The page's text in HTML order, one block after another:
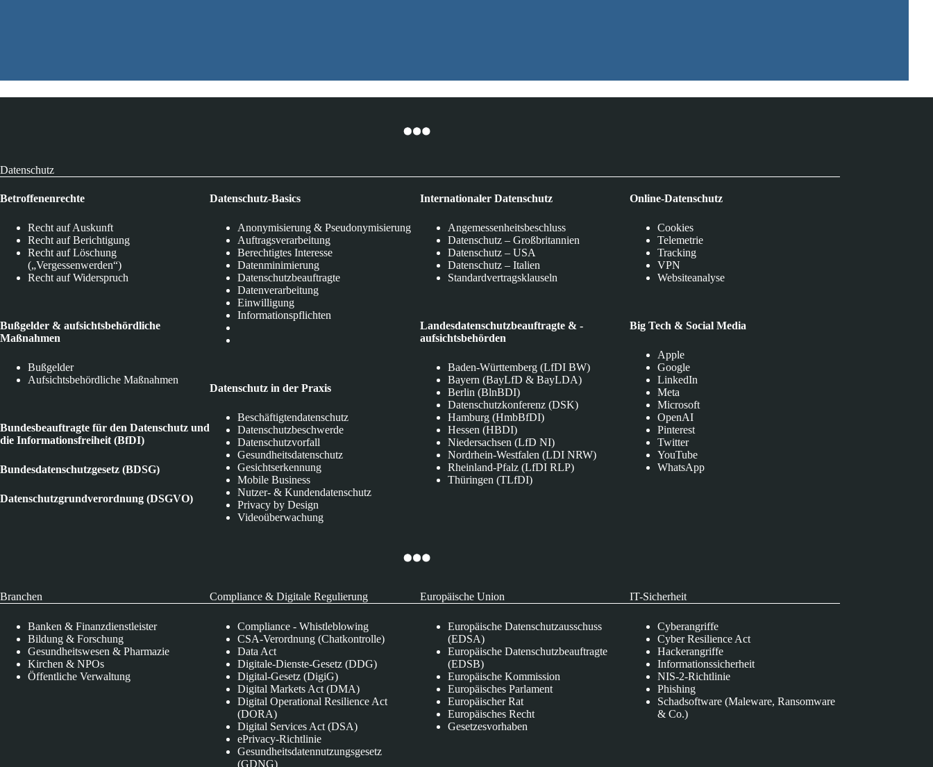
Datenschutz
Betroffenenrechte
Recht auf Auskunft
Recht auf Berichtigung
Recht auf Löschung
(„Vergessenwerden“)
Recht auf Widerspruch
Bußgelder & aufsichtsbehördliche
Maßnahmen
Bußgelder
Aufsichtsbehördliche Maßnahmen
Bundesbeauftragte für den Datenschutz und
die Informationsfreiheit (BfDI)
Bundesdatenschutzgesetz (BDSG)
Datenschutzgrundverordnung (DSGVO)
Datenschutz-Basics
Anonymisierung & Pseudonymisierung
Auftragsverarbeitung
Berechtigtes Interesse
Datenminimierung
Datenschutzbeauftragte
Datenverarbeitung
Einwilligung
Informationspflichten
Datenschutz in der Praxis
Beschäftigtendatenschutz
Datenschutzbeschwerde
Datenschutzvorfall
Gesundheitsdatenschutz
Gesichtserkennung
Mobile Business
Nutzer- & Kundendatenschutz
Privacy by Design
Videoüberwachung
Internationaler Datenschutz
Angemessenheitsbeschluss
Datenschutz – Großbritannien
Datenschutz – USA
Datenschutz – Italien
Standardvertragsklauseln
Landesdatenschutzbeauftragte & -
aufsichtsbehörden
Baden-Württemberg (LfDI BW)
Bayern (BayLfD & BayLDA)
Berlin (BlnBDI)
Datenschutzkonferenz (DSK)
Hamburg (HmbBfDI)
Hessen (HBDI)
Niedersachsen (LfD NI)
Nordrhein-Westfalen (LDI NRW)
Rheinland-Pfalz (LfDI RLP)
Thüringen (TLfDI)
Online-Datenschutz
Cookies
Telemetrie
Tracking
VPN
Websiteanalyse
Big Tech & Social Media
Apple
Google
LinkedIn
Meta
Microsoft
OpenAI
Pinterest
Twitter
YouTube
WhatsApp
Branchen
Banken & Finanzdienstleister
Bildung & Forschung
Gesundheitswesen & Pharmazie
Kirchen & NPOs
Öffentliche Verwaltung
Compliance & Digitale Regulierung
Compliance - Whistleblowing
CSA-Verordnung (Chatkontrolle)
Data Act
Digitale-Dienste-Gesetz (DDG)
Digital-Gesetz (DigiG)
Digital Markets Act (DMA)
Digital Operational Resilience Act
(DORA)
Digital Services Act (DSA)
ePrivacy-Richtlinie
Gesundheitsdatennutzungsgesetz
(GDNG)
Europäische Union
Europäische Datenschutzausschuss
(EDSA)
Europäische Datenschutzbeauftragte
(EDSB)
Europäische Kommission
Europäisches Parlament
Europäischer Rat
Europäisches Recht
Gesetzesvorhaben
IT-Sicherheit
Cyberangriffe
Cyber Resilience Act
Hackerangriffe
Informationssicherheit
NIS-2-Richtlinie
Phishing
Schadsoftware (Maleware, Ransomware
& Co.)